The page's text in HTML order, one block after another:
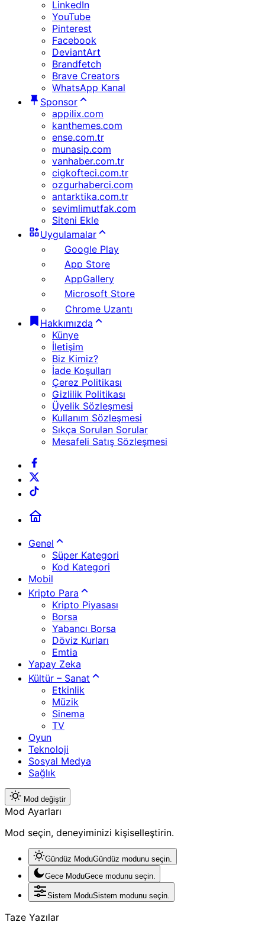
LinkedIn
YouTube
Pinterest
Facebook
DeviantArt
Brandfetch
Brave Creators
WhatsApp Kanal
Sponsor
appilix.com
kanthemes.com
ense.com.tr
munasip.com
vanhaber.com.tr
cigkofteci.com.tr
ozgurhaberci.com
antarktika.com.tr
sevimlimutfak.com
Siteni Ekle
Uygulamalar
Google Play
App Store
AppGallery
Microsoft Store
Chrome Uzantı
Hakkımızda
Künye
İletişim
Biz Kimiz?
İade Koşulları
Çerez Politikası
Gizlilik Politikası
Üyelik Sözleşmesi
Kullanım Sözleşmesi
Sıkça Sorulan Sorular
Mesafeli Satış Sözleşmesi
Genel
Süper Kategori
Kod Kategori
Mobil
Kripto Para
Kripto Piyasası
Borsa
Yabancı Borsa
Döviz Kurları
Emtia
Yapay Zeka
Kültür – Sanat
Etkinlik
Müzik
Sinema
TV
Oyun
Teknoloji
Sosyal Medya
Sağlık
Mod değiştir
Mod Ayarları
Mod seçin, deneyiminizi kişiselleştirin.
Gündüz ModuGündüz modunu seçin.
Gece ModuGece modunu seçin.
Sistem ModuSistem modunu seçin.
Taze Yazılar